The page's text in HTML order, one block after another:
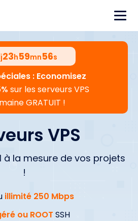
j23h59mn55s
: Economisez
sur les serveurs VPS
GRATUIT !
VPS
à la mesure de vos projets
!
illimité 250 Mbps
ou ROOT SSH